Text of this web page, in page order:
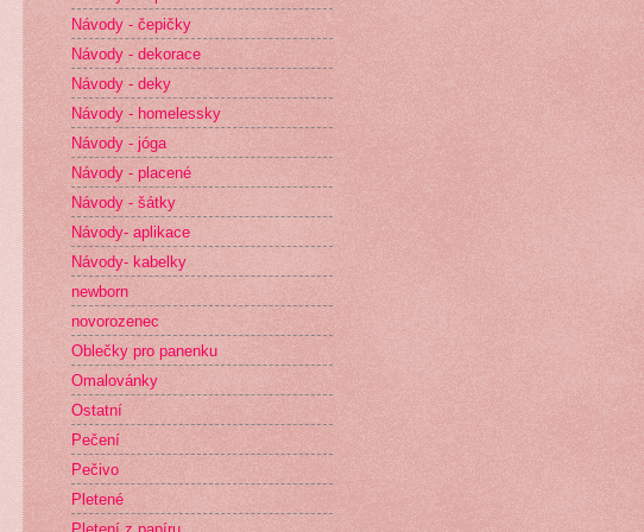
Návody - čepičky
Návody - dekorace
Návody - deky
Návody - homelessky
Návody - jóga
Návody - placené
Návody - šátky
Návody- aplikace
Návody- kabelky
newborn
novorozenec
Oblečky pro panenku
Omalovánky
Ostatní
Pečení
Pečivo
Pletené